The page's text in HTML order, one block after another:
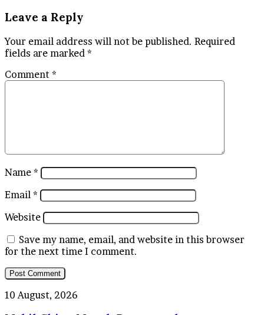
Leave a Reply
Your email address will not be published. Required
fields are marked *
Comment *
Name *
Email *
Website
Save my name, email, and website in this browser
for the next time I comment.
Mobil
10 August, 2026